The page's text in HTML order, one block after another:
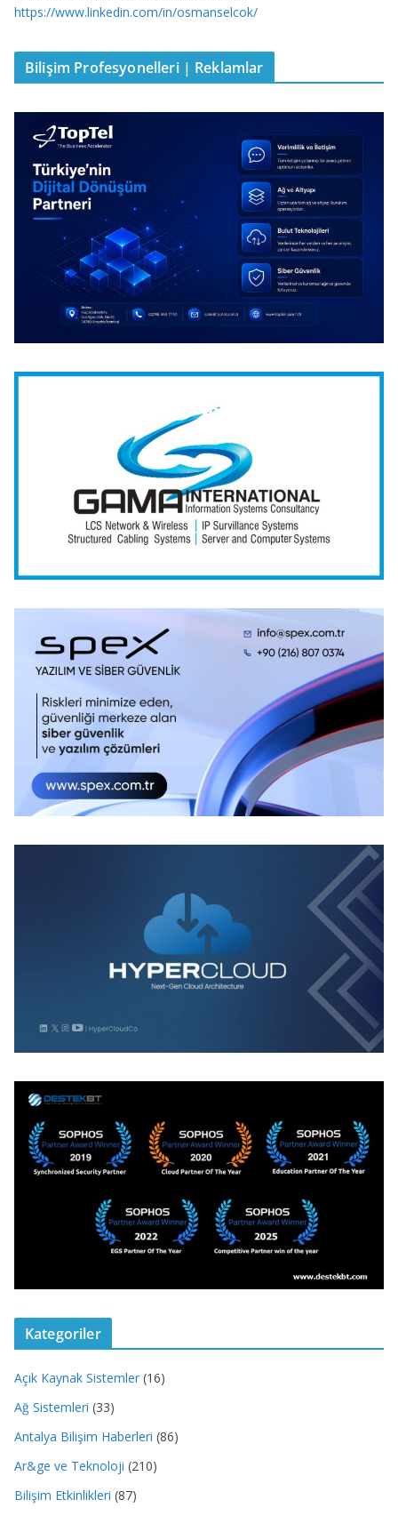
https://www.linkedin.com/in/osmanselcok/
Bilişim Profesyonelleri | Reklamlar
Kategoriler
Açık Kaynak Sistemler (16)
Ağ Sistemleri (33)
Antalya Bilişim Haberleri (86)
Ar&ge ve Teknoloji (210)
Bilişim Etkinlikleri (87)